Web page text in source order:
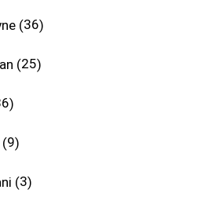
36
25
9
3